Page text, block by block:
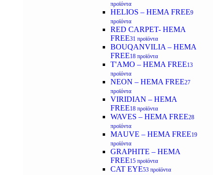
προϊόντα
HELIOS – HEMA FREE9
προϊόντα
RED CARPET- HEMA
FREE31 προϊόντα
BOUQANVILIA – HEMA
FREE18 προϊόντα
T'AMO – HEMA FREE13
προϊόντα
NEON – HEMA FREE27
προϊόντα
VIRIDIAN – HEMA
FREE18 προϊόντα
WAVES – HEMA FREE28
προϊόντα
MAUVE – HEMA FREE19
προϊόντα
GRAPHITE – HEMA
FREE15 προϊόντα
CAT EYE53 προϊόντα